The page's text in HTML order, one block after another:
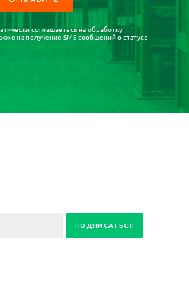
соглашаетесь наобработку
на получение SMS сообщений о статусе